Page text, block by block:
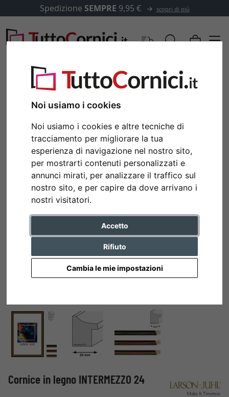
Noi usiamo i cookies
Noi usiamo i cookies e altre tecniche di
tracciamento per migliorare la tua
esperienza di navigazione nel nostro sito,
per mostrarti contenuti personalizzati e
annunci mirati, per analizzare il traffico sul
nostro sito, e per capire da dove arrivano i
nostri visitatori.
Accetto
Rifiuto
Cambia le mie impostazioni
Spedizione SEMPRE 9,95 € scopri di più
Indietro
Cornice in legno INTERMEZZO 24